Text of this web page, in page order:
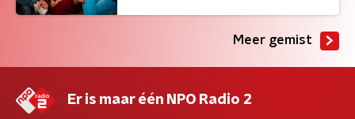
Meer gemist
Er is maar één NPO Radio 2